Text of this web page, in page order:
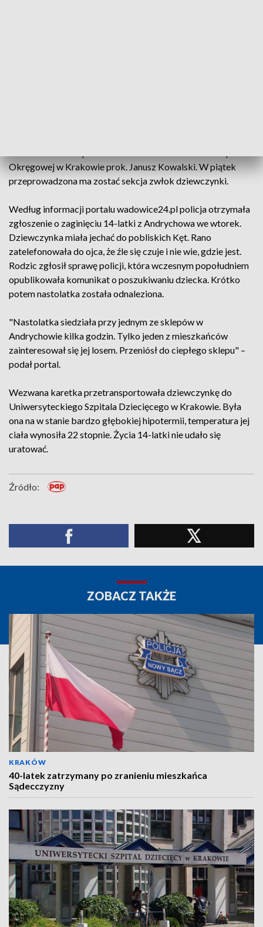
Okręgowej w Krakowie prok. Janusz Kowalski. W piątek
przeprowadzona ma zostać sekcja zwłok dziewczynki.
Według informacji portalu wadowice24.pl policja otrzymała
zgłoszenie o zaginięciu 14-latki z Andrychowa we wtorek.
Dziewczynka miała jechać do pobliskich Kęt. Rano
zatelefonowała do ojca, że źle się czuje i nie wie, gdzie jest.
Rodzic zgłosił sprawę policji, która wczesnym popołudniem
opublikowała komunikat o poszukiwaniu dziecka. Krótko
potem nastolatka została odnaleziona.
"Nastolatka siedziała przy jednym ze sklepów w
Andrychowie kilka godzin. Tylko jeden z mieszkańców
zainteresował się jej losem. Przeniósł do ciepłego sklepu" –
podał portal.
Wezwana karetka przetransportowała dziewczynkę do
Uniwersyteckiego Szpitala Dziecięcego w Krakowie. Była
ona na w stanie bardzo głębokiej hipotermii, temperatura jej
ciała wynosiła 22 stopnie. Życia 14-latki nie udało się
uratować.
Źródło:
ZOBACZ TAKŻE
KRAKÓW
40-latek zatrzymany po zranieniu mieszkańca
Sądecczyzny